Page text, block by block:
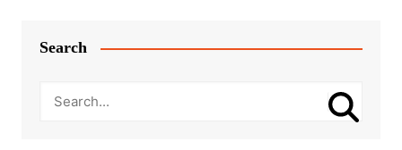
Search